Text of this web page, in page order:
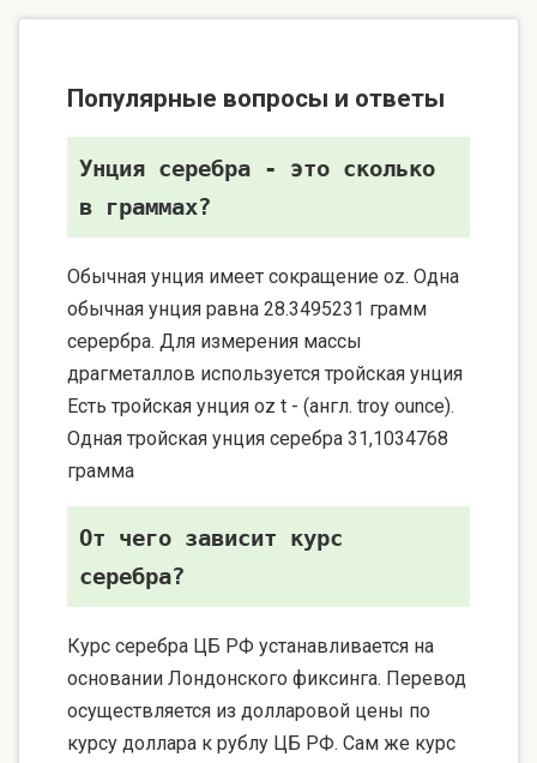
Популярные вопросы и ответы
Унция серебра - это сколько
в граммах?
Обычная унция имеет сокращение oz. Одна
обычная унция равна 28.3495231 грамм
серербра. Для измерения массы
драгметаллов используется тройская унция
Есть тройская унция oz t - (англ. troy ounce).
Одная тройская унция серебра 31,1034768
грамма
От чего зависит курс
серебра?
Курс серебра ЦБ РФ устанавливается на
основании Лондонского фиксинга. Перевод
осуществляется из долларовой цены по
курсу доллара к рублу ЦБ РФ. Сам же курс